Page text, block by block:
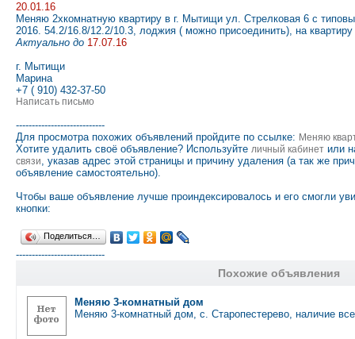
20.01.16
Меняю 2хкомнатную квартиру в г. Мытищи ул. Стрелковая 6 с
2016. 54.2/16.8/12.2/10.3, лоджия ( можно присоединить), на
Актуально до 17.07.16
г. Мытищи
Марина
+7 ( 910) 432-37-50
Написать письмо
----------------------------
Для просмотра похожих объявлений пройдите по ссылке: Меняю
Хотите удалить своё объявление? Используйте личный кабинет или
связи, указав адрес этой страницы и причину удаления (а так же
объявление самостоятельно).
Чтобы ваше объявление лучше проиндексировалось и его смогли
кнопки:
Поделиться…
----------------------------
Похожие объявления
Меняю 3-комнатный дом
Меняю 3-комнатный дом, с. Старопестерево, наличие